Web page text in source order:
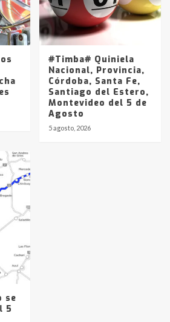
#Timba# Quiniela
Nacional, Provincia,
Córdoba, Santa Fe,
Santiago del Estero,
Montevideo del 5 de
Agosto
5 agosto, 2026
se
5